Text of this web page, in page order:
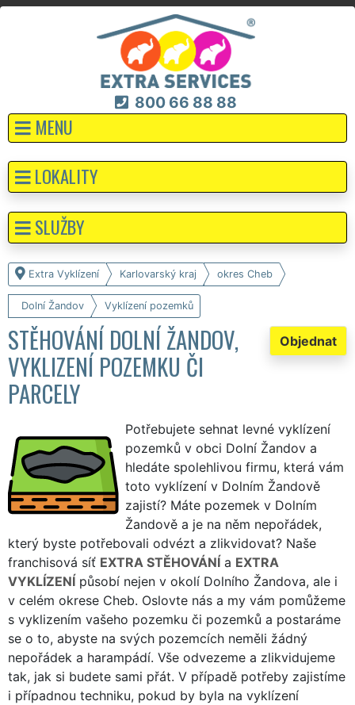
800 66 88 88
MENU
Extra Vyklízení Karlovarský kraj okres Cheb
Dolní Žandov Vyklízení pozemků
Objednat
STĚHOVÁNÍ DOLNÍ ŽANDOV,
VYKLIZENÍ POZEMKU ČI
PARCELY
Potřebujete sehnat levné vyklízení
pozemků v obci Dolní Žandov a
hledáte spolehlivou firmu, která vám
toto vyklízení v Dolním Žandově
zajistí? Máte pozemek v Dolním
Žandově a je na něm nepořádek,
který byste potřebovali odvézt a zlikvidovat? Naše
franchisová síť EXTRA STĚHOVÁNÍ a EXTRA
VYKLÍZENÍ působí nejen v okolí Dolního Žandova, ale i
v celém okrese Cheb. Oslovte nás a my vám pomůžeme
s vyklizením vašeho pozemku či pozemků a postaráme
se o to, abyste na svých pozemcích neměli žádný
nepořádek a harampádí. Vše odvezeme a zlikvidujeme
tak, jak si budete sami přát. V případě potřeby zajistíme
i případnou techniku, pokud by byla na vyklízení
LOKALITY
SLUŽBY